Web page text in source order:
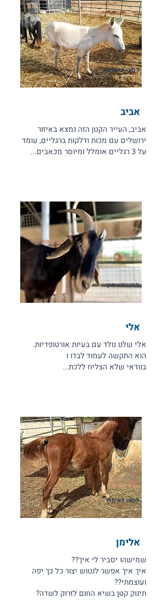
לחצו לאימוץ
אביב
אביב, העייר הקטן הזה נמצא באיזור
ירושלים עם מכות ודלקות ברגליים, עומד
על 3 רגליים אומלל ומיוסר מכאבים...
לחצו לאימוץ
אלי
אלי שלנו נולד עם בעיות אורטופדיות.
הוא התקשה לעמוד לבדו ו
בוודאי שלא הצליח ללכת...
לחצו לאימוץ
אלימן
שמישהו יסביר לי איך??
איך איך אפשר לנטוש יצור כל כך יפה
ועוצמתי??
תינוק קטן בשיא החום לזרוק לשדה?